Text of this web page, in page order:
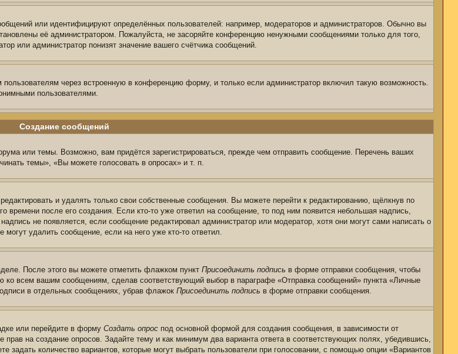
или идентифицируют определённых пользователей: например, модераторов и администраторов. Обычно вы
её администратором. Пожалуйста, не засоряйте конференцию ненужными сообщениями только для того,
или администратор понизят значение вашего счётчика сообщений.
пользователям через встроенную в конференцию форму, и только если администратор включил такую возможность.
пользователями.
Создание сообщений
или темы. Возможно, вам придётся зарегистрироваться, прежде чем отправить сообщение. Перечень ваших
темы», «Вы можете голосовать в опросах» и т. п.
и удалять только свои собственные сообщения. Вы можете перейти к редактированию, щёлкнув по
времени после его создания. Если кто-то уже ответил на сообщение, то под ним появится небольшая надпись,
не появляется, если сообщение редактировал администратор или модератор, хотя они могут сами написать о
удалить сообщение, если на него уже кто-то ответил.
После этого вы можете отметить флажком пункт Присоединить подпись в форме отправки сообщения, чтобы
всем вашим сообщениям, сделав соответствующий выбор в параграфе «Отправка сообщений» пункта «Личные
в отдельных сообщениях, убрав флажок Присоединить подпись в форме отправки сообщения.
или перейдите в форму Создать опрос под основной формой для создания сообщения, в зависимости от
на создание опросов. Задайте тему и как минимум два варианта ответа в соответствующих полях, убедившись,
задать количество вариантов, которые могут выбрать пользователи при голосовании, с помощью опции «Вариантов